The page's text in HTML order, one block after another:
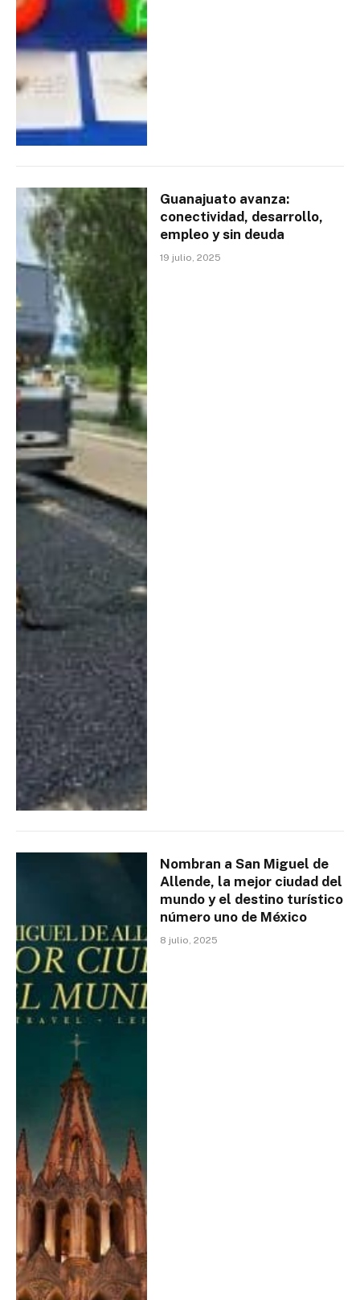
Guanajuato avanza:
conectividad, desarrollo,
empleo y sin deuda
19 julio, 2025
Nombran a San Miguel de
Allende, la mejor ciudad del
mundo y el destino turístico
número uno de México
8 julio, 2025